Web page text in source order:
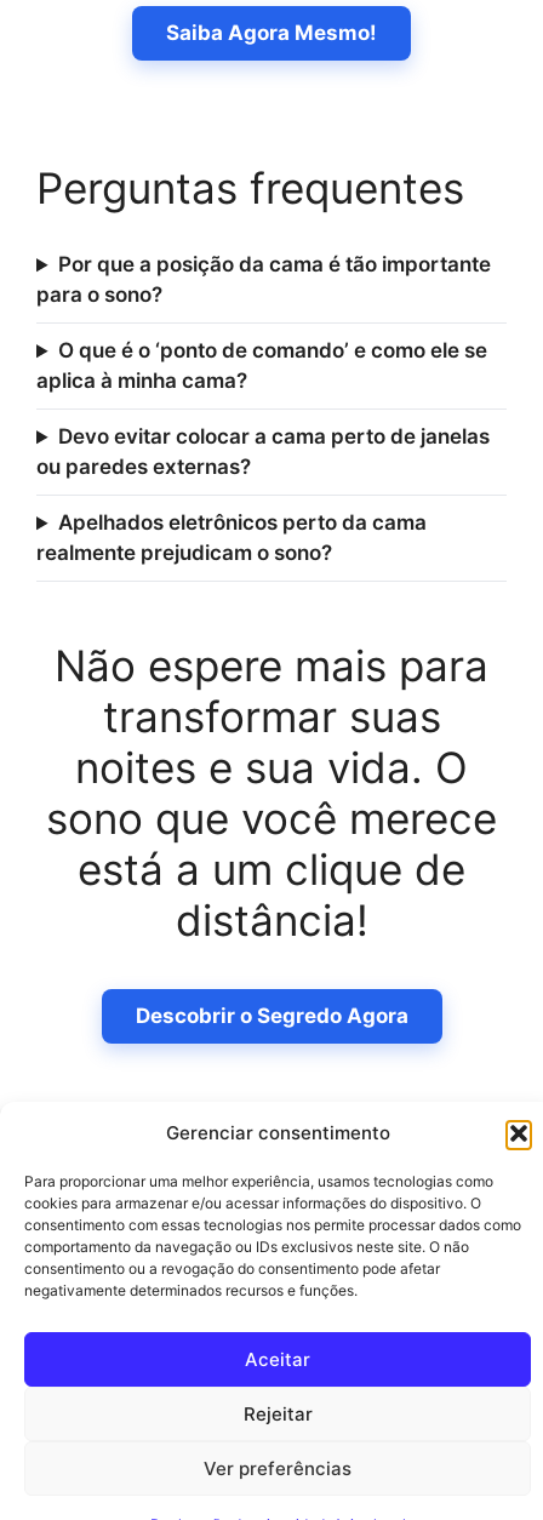
Gerenciar consentimento
Para proporcionar uma melhor experiência, usamos tecnologias como
cookies para armazenar e/ou acessar informações do dispositivo. O
consentimento com essas tecnologias nos permite processar dados como
comportamento da navegação ou IDs exclusivos neste site. O não
consentimento ou a revogação do consentimento pode afetar
negativamente determinados recursos e funções.
Aceitar
Rejeitar
Ver preferências
Saiba Agora Mesmo!
Perguntas frequentes
Por que a posição da cama é tão importante
para o sono?
O que é o ‘ponto de comando’ e como ele se
aplica à minha cama?
Devo evitar colocar a cama perto de janelas
ou paredes externas?
Apelhados eletrônicos perto da cama
realmente prejudicam o sono?
Não espere mais para
transformar suas
noites e sua vida. O
sono que você merece
está a um clique de
distância!
Descobrir o Segredo Agora
Pesquisar
Pesquisar